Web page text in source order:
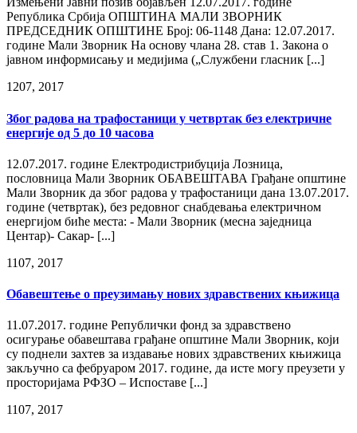
Република Србија ОПШТИНА МАЛИ ЗВОРНИК
ПРЕДСЕДНИК ОПШТИНЕ Број: 06-1148 Дана: 12.07.2017.
године Мали Зворник На основу члана 28. став 1. Закона о
јавном информисању и медијима („Службени гласник [...]
1207, 2017
Због радова на трафостаници у четвртак без електричне
енергије од 5 до 10 часова
12.07.2017. године Електродистрибуција Лозница,
пословница Мали Зворник ОБАВЕШТАВА Грађане општине
Мали Зворник да због радова у трафостаници дана 13.07.2017.
године (четвртак), без редовног снабдевања електричном
енергијом биће места: - Мали Зворник (месна заједница
Центар)- Сакар- [...]
1107, 2017
Обавештење о преузимању нових здравствених књижица
11.07.2017. године Републички фонд за здравствено
осигурање обавештава грађане општине Мали Зворник, који
су поднели захтев за издавање нових здравствених књижица
закључно са фебруаром 2017. године, да исте могу преузети у
просторијама РФЗО – Испоставе [...]
1107, 2017